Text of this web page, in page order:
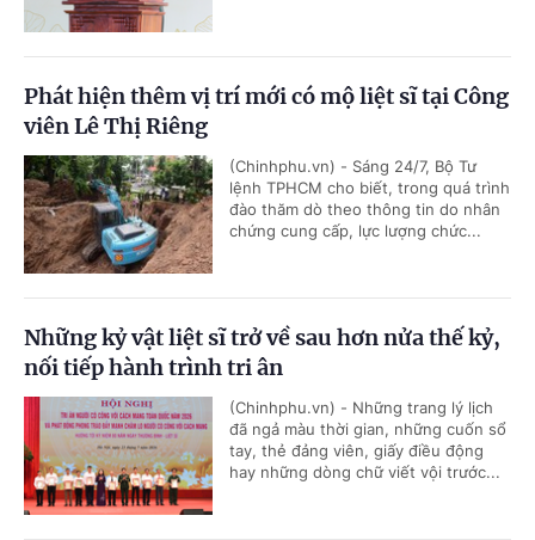
Phát hiện thêm vị trí mới có mộ liệt sĩ tại Công
viên Lê Thị Riêng
(Chinhphu.vn) - Sáng 24/7, Bộ Tư
lệnh TPHCM cho biết, trong quá trình
đào thăm dò theo thông tin do nhân
chứng cung cấp, lực lượng chức...
Những kỷ vật liệt sĩ trở về sau hơn nửa thế kỷ,
nối tiếp hành trình tri ân
(Chinhphu.vn) - Những trang lý lịch
đã ngả màu thời gian, những cuốn sổ
tay, thẻ đảng viên, giấy điều động
hay những dòng chữ viết vội trước...